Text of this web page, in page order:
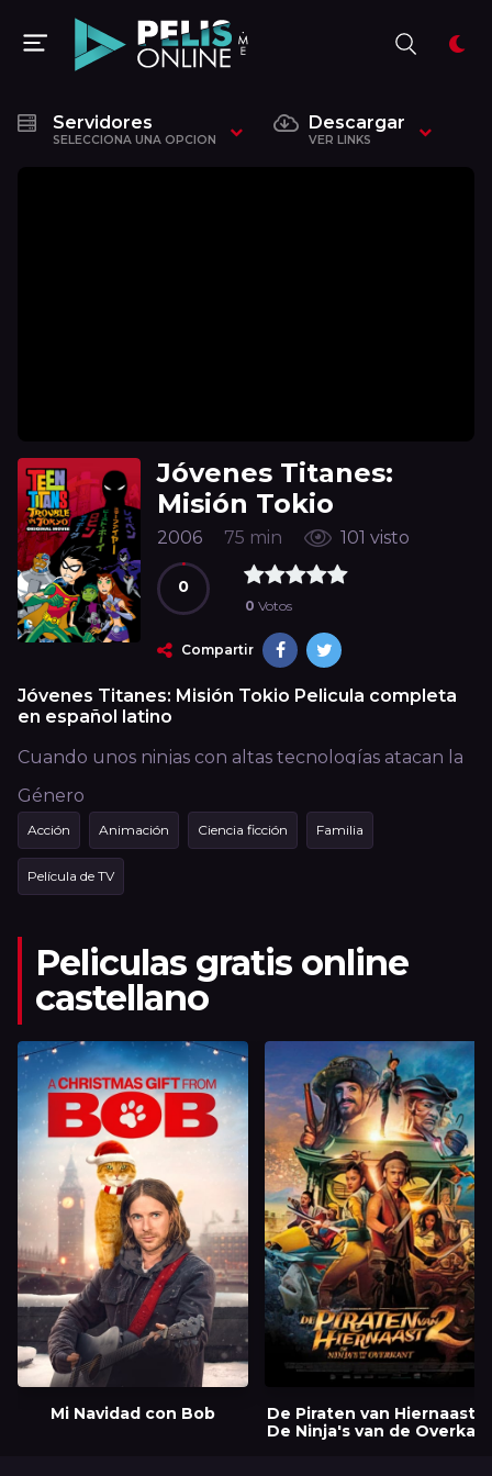
Servidores
SELECCIONA UNA OPCION
Descargar
VER LINKS
Jóvenes Titanes:
Misión Tokio
2006 75 min 101 visto
0
0 Votos
Compartir
Jóvenes Titanes: Misión Tokio Pelicula completa
en español latino
Cuando unos ninjas con altas tecnologías atacan la
torre de la ciudad, Robin, Starfire, Cyborg, Raven y
Beast Boy entran en acción. Robin descubre que los
ninjas han sido enviados por el misterioso y
amenazante criminal japonés conocido como
Brushogun, por lo que los titanes deberán viajar
Género
Acción Animación Ciencia ficción Familia
Película de TV
Peliculas gratis online
castellano
Mi Navidad con Bob
De Piraten van Hiernaast II:
De Ninja's van de